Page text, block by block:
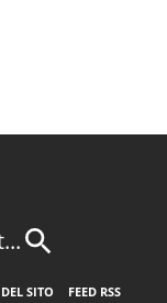
SITO FEED RSS